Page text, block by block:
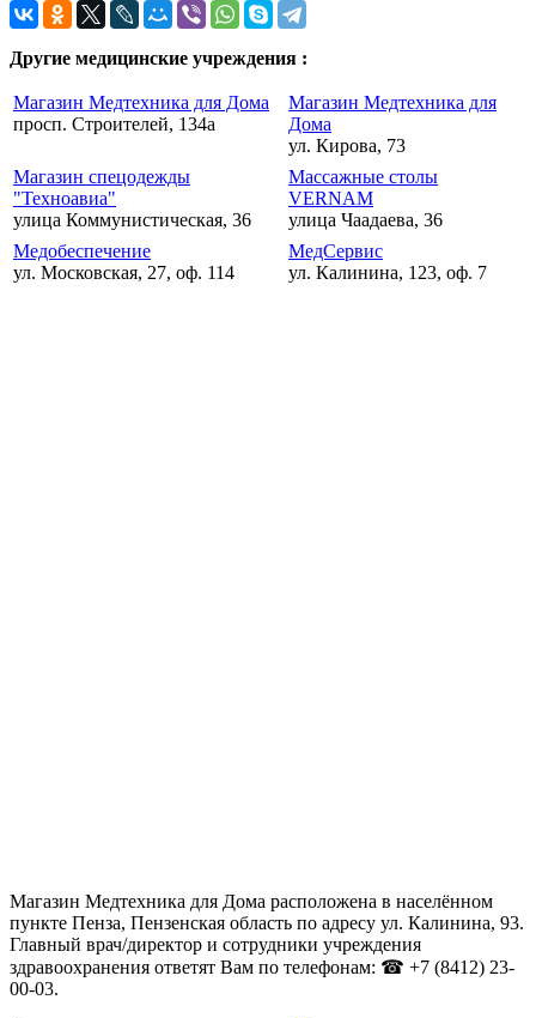
Другие медицинские учреждения :
Магазин Медтехника для Дома
просп. Строителей, 134а
Магазин Медтехника для
Дома
ул. Кирова, 73
Магазин спецодежды
"Техноавиа"
улица Коммунистическая, 36
Массажные столы
VERNAM
улица Чаадаева, 36
Медобеспечение
ул. Московская, 27, оф. 114
МедСервис
ул. Калинина, 123, оф. 7
Магазин Медтехника для Дома расположена в населённом
пункте Пенза, Пензенская область по адресу ул. Калинина, 93.
Главный врач/директор и сотрудники учреждения
здравоохранения ответят Вам по телефонам: ☎ +7 (8412) 23-
00-03.